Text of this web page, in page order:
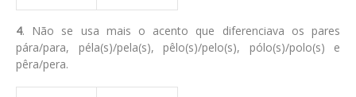
4. Não se usa mais o acento que diferenciava os pares
pára/para, péla(s)/pela(s), pêlo(s)/pelo(s), pólo(s)/polo(s) e
pêra/pera.